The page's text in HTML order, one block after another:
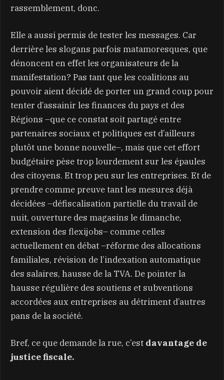
rassemblement, donc.
Elle a aussi permis de tester les messages. Car
derrière les slogans parfois matamoresques, que
dénoncent en effet les organisateurs de la
manifestation? Pas tant que les coalitions au
pouvoir aient décidé de porter un grand coup pour
tenter d’assainir les finances du pays et des
Régions –que ce constat soit partagé entre
partenaires sociaux et politiques est d’ailleurs
plutôt une bonne nouvelle–, mais que cet effort
budgétaire pèse trop lourdement sur les épaules
des citoyens. Et trop peu sur les entreprises. Et de
prendre comme preuve tant les mesures déjà
décidées –défiscalisation partielle du travail de
nuit, ouverture des magasins le dimanche,
extension des flexijobs– comme celles
actuellement en débat –réforme des allocations
familiales, révision de l’indexation automatique
des salaires, hausse de la TVA. De pointer la
hausse régulière des soutiens et subventions
accordées aux entreprises au détriment d’autres
pans de la société.
Bref, ce que demande la rue, c’est davantage de
justice fiscale.